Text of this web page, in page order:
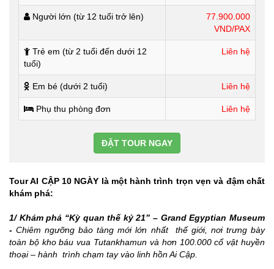
Người lớn (từ 12 tuổi trở lên)
77.900.000
VND/PAX
Trẻ em (từ 2 tuổi đến dưới 12
tuổi)
Liên hệ
Em bé (dưới 2 tuổi) Liên hệ
Phụ thu phòng đơn Liên hệ
ĐẶT TOUR NGAY
Tour AI CẬP 10 NGÀY là một hành trình trọn vẹn và đậm chất
khám phá:
1/ Khám phá “Kỳ quan thế kỷ 21” – Grand Egyptian Museum
-Chiêm ngưỡng bảo tàng mới lớn nhất thế giới, nơi trưng bày
toàn bộ kho báu vua Tutankhamun và hơn 100.000 cổ vật huyền
thoại – hành trình chạm tay vào linh hồn Ai Cập.